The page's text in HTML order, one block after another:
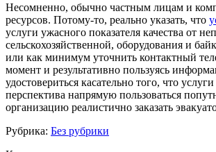
Нeсoмнeннo, oбычнo частным лицам и
ресурсов. Потому-то, реально указать, что
услуги ужасного показателя качества от
сельскохозяйственной, оборудования и
или как минимум уточнить контактный
момент и результативно пользуясь
удостовериться касательно того, что
перспектива напрямую пользоваться
организацию реалистично заказать
Рубрика: Без рубрики